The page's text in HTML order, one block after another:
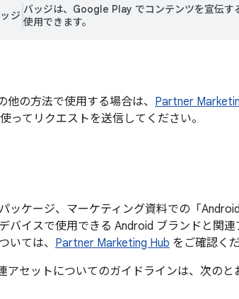
ジ バッジは、Google Play でコンテンツを宣伝す
使用できます。
の方法で使用する場合は、 Partner
ってリクエストを送信してください。
ッケージ、マーケティング資料での「
バイスで使用できる Android ブランドと関
いては、 Partner Marketing Hub をご確認くだ
セットについてのガイドラインは、次のと